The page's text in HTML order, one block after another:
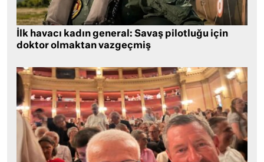
İlk havacı kadın general: Savaş pilotluğu için
doktor olmaktan vazgeçmiş